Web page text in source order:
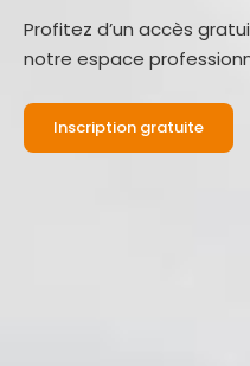
Profitez d’un accès
notre espace
Inscription gratuite